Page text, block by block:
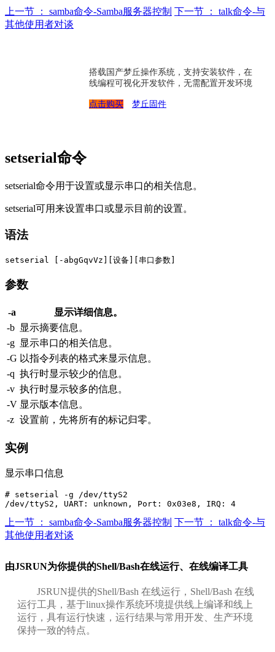
上一节 ： samba命令-Samba服务器控制 下一节 ： talk命令-与
其他使用者对谈
搭载国产梦丘操作系统，支持安装软件，在
线编程可视化开发软件，无需配置开发环境
点击购买 梦丘固件
setserial命令
setserial命令用于设置或显示串口的相关信息。
setserial可用来设置串口或显示目前的设置。
语法
参数
-a
显示详细信息。
-b 显示摘要信息。
-g 显示串口的相关信息。
-G 以指令列表的格式来显示信息。
-q 执行时显示较少的信息。
-v 执行时显示较多的信息。
-V 显示版本信息。
-z 设置前，先将所有的标记归零。
实例
显示串口信息
# setserial -g /dev/ttyS2
上一节 ： samba命令-Samba服务器控制 下一节 ： talk命令-与
其他使用者对谈
由JSRUN为你提供的Shell/Bash在线运行、在线编译工具
JSRUN提供的Shell/Bash 在线运行，Shell/Bash 在线
运行工具，基于linux操作系统环境提供线上编译和线上
运行，具有运行快速，运行结果与常用开发、生产环境
保持一致的特点。